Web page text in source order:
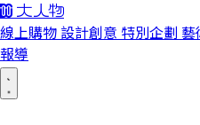
線上購物 設計創意 特別企劃 藝
報導